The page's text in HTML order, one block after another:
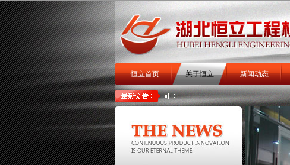
恒立首页 关于恒立 新闻动态
扒渣机 扒矿机 井下铲运机